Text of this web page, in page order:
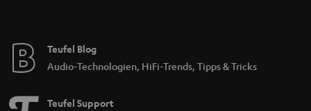
Teufel Blog
Audio-Technologien, HiFi-Trends, Tipps & Tricks
Teufel Support